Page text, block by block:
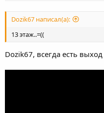
Dozik67 написал(а):
13 этаж..=((
Dozik67, всегда есть выход